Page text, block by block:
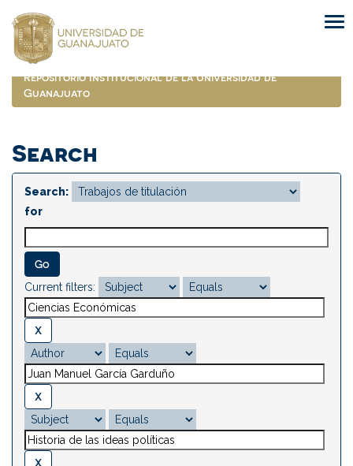
navigation
Repositorio Institucional de la Universidad de
Guanajuato
Search
Search:
for
Current filters: